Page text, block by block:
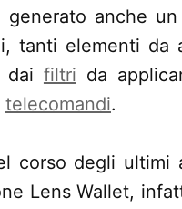
anche
tanti elementi da
dai filtri da
telecomandi.
corso degli ultimi
Lens Wallet,